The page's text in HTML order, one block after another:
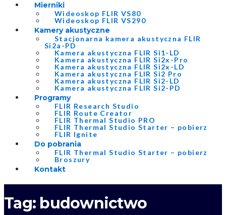
Mierniki
Wideoskop FLIR VS80
Wideoskop FLIR VS290
Kamery akustyczne
Stacjonarna kamera akustyczna FLIR
Si2a-PD
Kamera akustyczna FLIR Si1-LD
Kamera akustyczna FLIR Si2x-Pro
Kamera akustyczna FLIR Si2x-LD
Kamera akustyczna FLIR Si2 Pro
Kamera akustyczna FLIR Si2-LD
Kamera akustyczna FLIR Si2-PD
Programy
FLIR Research Studio
FLIR Route Creator
FLIR Thermal Studio PRO
FLIR Thermal Studio Starter – pobierz
FLIR Ignite
Do pobrania
FLIR Thermal Studio Starter – pobierz
Broszury
Kontakt
Tag: budownictwo